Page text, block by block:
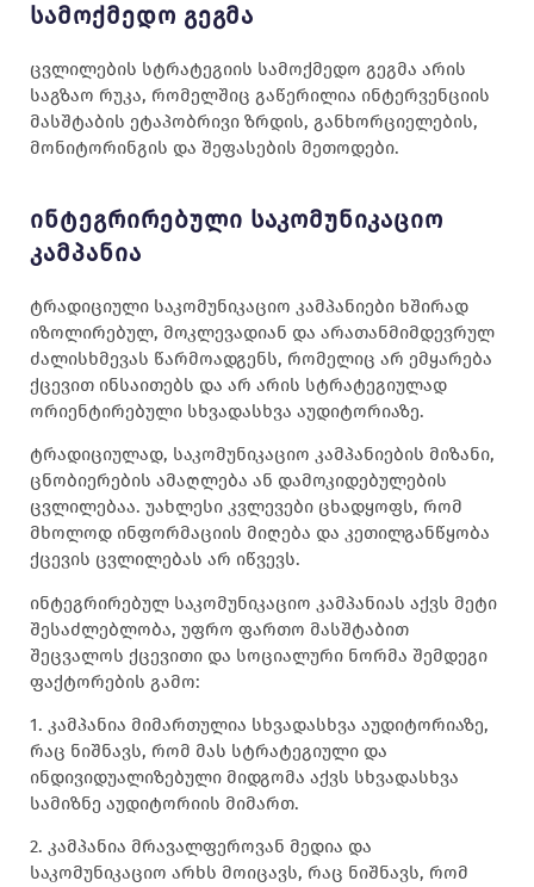
Სამოქმედო Გეგმა
ცვლილების სტრატეგიის სამოქმედო გეგმა არის
საგზაო რუკა, რომელშიც გაწერილია ინტერვენციის
მასშტაბის ეტაპობრივი ზრდის, განხორციელების,
მონიტორინგის და შეფასების მეთოდები.
Ინტეგრირებული Საკომუნიკაციო
Კამპანია
ტრადიციული საკომუნიკაციო კამპანიები ხშირად
იზოლირებულ, მოკლევადიან და არათანმიმდევრულ
ძალისხმევას წარმოადგენს, რომელიც არ ემყარება
ქცევით ინსაითებს და არ არის სტრატეგიულად
ორიენტირებული სხვადასხვა აუდიტორიაზე.
ტრადიციულად, საკომუნიკაციო კამპანიების მიზანი,
ცნობიერების ამაღლება ან დამოკიდებულების
ცვლილებაა. უახლესი კვლევები ცხადყოფს, რომ
მხოლოდ ინფორმაციის მიღება და კეთილგანწყობა
ქცევის ცვლილებას არ იწვევს.
ინტეგრირებულ საკომუნიკაციო კამპანიას აქვს მეტი
შესაძლებლობა, უფრო ფართო მასშტაბით
შეცვალოს ქცევითი და სოციალური ნორმა შემდეგი
ფაქტორების გამო:
1. კამპანია მიმართულია სხვადასხვა აუდიტორიაზე,
რაც ნიშნავს, რომ მას სტრატეგიული და
ინდივიდუალიზებული მიდგომა აქვს სხვადასხვა
სამიზნე აუდიტორიის მიმართ.
2. კამპანია მრავალფეროვან მედია და
საკომუნიკაციო არხს მოიცავს, რაც ნიშნავს, რომ